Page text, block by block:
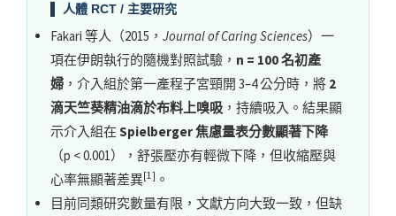
▌ 人體 RCT / 主要研究
Fakari 等人（2015， Journal of Caring Sciences）一
項在伊朗執行的隨機對照試驗， n = 100 名初產
婦 ，介入組於第一產程子宮頸開 3–4 公分時，將 2
滴天竺葵精油滴於布料上嗅吸 ，持續吸入。結果顯
示介入組在 Spielberger 焦慮量表分數顯著下降
（p < 0.001），舒張壓亦有輕微下降，但收縮壓與
心率無顯著差異[1] 。
目前同類研究數量有限，文獻方向大致一致，但缺